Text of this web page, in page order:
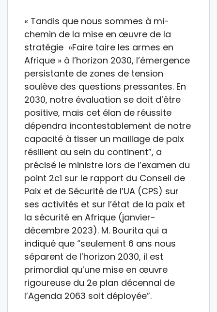
« Tandis que nous sommes à mi-
chemin de la mise en œuvre de la
stratégie »Faire taire les armes en
Afrique » à l’horizon 2030, l’émergence
persistante de zones de tension
soulève des questions pressantes. En
2030, notre évaluation se doit d’être
positive, mais cet élan de réussite
dépendra incontestablement de notre
capacité à tisser un maillage de paix
résilient au sein du continent”, a
précisé le ministre lors de l’examen du
point 2c1 sur le rapport du Conseil de
Paix et de Sécurité de l’UA (CPS) sur
ses activités et sur l’état de la paix et
la sécurité en Afrique (janvier-
décembre 2023). M. Bourita qui a
indiqué que “seulement 6 ans nous
séparent de l’horizon 2030, il est
primordial qu’une mise en œuvre
rigoureuse du 2e plan décennal de
l’Agenda 2063 soit déployée”.